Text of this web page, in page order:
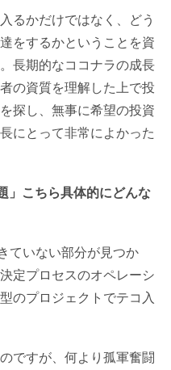
るかだけではなく、どう
をするかということを資
長期的なココナラの成長
の資質を理解した上で投
探し、無事に希望の投資
にとって非常によかった
」こちら具体的にどんな
ていない部分が見つか
定プロセスのオペレーシ
のプロジェクトでテコ入
ですが、何より孤軍奮闘